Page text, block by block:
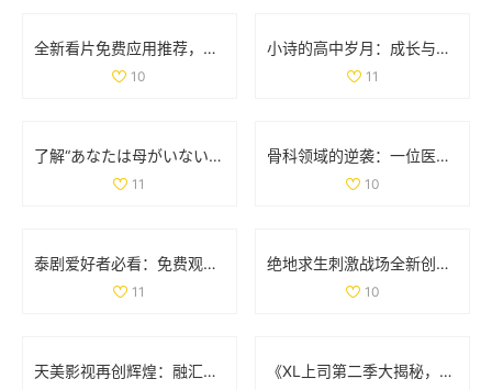
全新看片免费应用推荐，畅享海量高清影视资源
10
小诗的高中岁月：成长与梦想交织的日记分享
11
了解“あなたは母がいない”的深层含义与情感解析
11
骨科领域的逆袭：一位医生面对两位患者的挑战与思考
10
泰剧爱好者必看：免费观看热门经典电视剧推荐大全
11
绝地求生刺激战场全新创意工坊上线，体验极寒模式的独特挑战与乐趣
10
天美影视再创辉煌：融汇创新与经典的视听盛宴 《XL上司第二季大揭秘，角色发展与剧情变化分析》